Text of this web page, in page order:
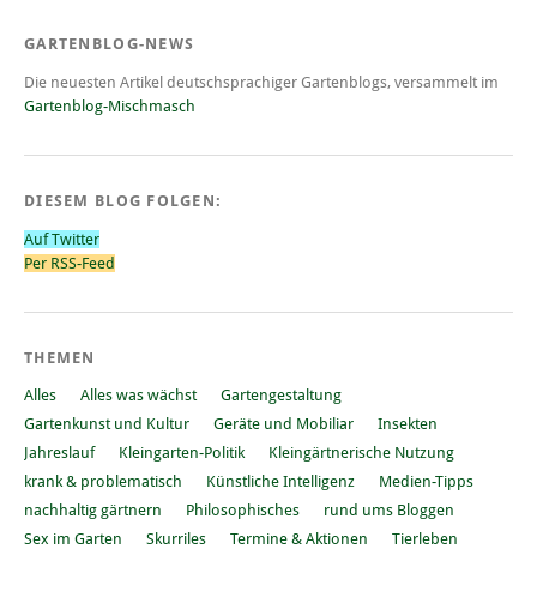
GARTENBLOG-NEWS
Die neuesten Artikel deutschsprachiger Gartenblogs, versammelt im
Gartenblog-Mischmasch
DIESEM BLOG FOLGEN:
Auf Twitter
Per RSS-Feed
THEMEN
Alles Alles was wächst
Gartengestaltung
Gartenkunst und Kultur
Geräte und Mobiliar
Insekten
Jahreslauf
Kleingarten-Politik
Kleingärtnerische Nutzung
krank & problematisch
Künstliche Intelligenz
Medien-Tipps
nachhaltig gärtnern
Philosophisches
rund ums Bloggen
Sex im Garten
Skurriles Termine & Aktionen Tierleben